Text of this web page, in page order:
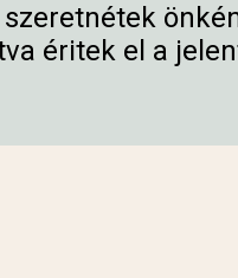
éritek el a